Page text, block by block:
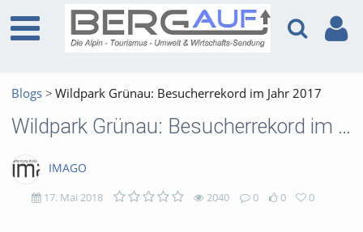
Blogs Wildpark Grünau: Besucherrekord im Jahr 2017
Wildpark Grünau: Besucherrekord im Jahr 2017
IMAGO
17. Mai 2018 2040 0 0 0